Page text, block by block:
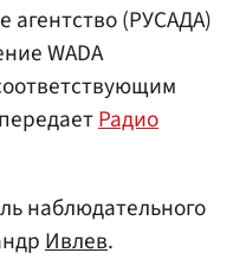
агентство (РУСАДА)
WADA
Радио
наблюдательного
Ивлев.